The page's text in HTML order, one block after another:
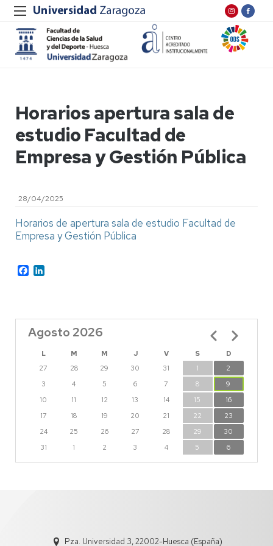
Horarios apertura sala de
estudio Facultad de
Empresa y Gestión Pública
28/04/2025
Horarios de apertura sala de estudio Facultad de
Empresa y Gestión Pública
Facebook
Agosto 2026
L M M J V S
D
27
28 29 30 31 1
2
3
4 5 6 7 8
9
10
11 12 13 14 15
16
17
18 19 20 21 22
23
24
25 26 27 28 29
30
31
1 2 3 4 5 6
Paginación
Pza. Universidad 3, 22002-Huesca (España)